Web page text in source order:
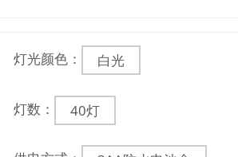
灯光颜色： 白光
灯数： 40灯